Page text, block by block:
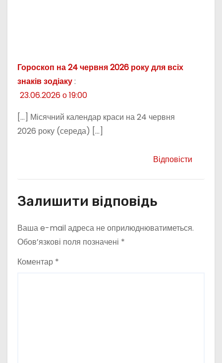
Гороскоп на 24 червня 2026 року для всіх
знаків зодіаку:
23.06.2026 о 19:00
[…] Місячний календар краси на 24 червня
2026 року (середа) […]
Відповісти
Залишити відповідь
Ваша e-mail адреса не оприлюднюватиметься.
Обов’язкові поля позначені *
Коментар *